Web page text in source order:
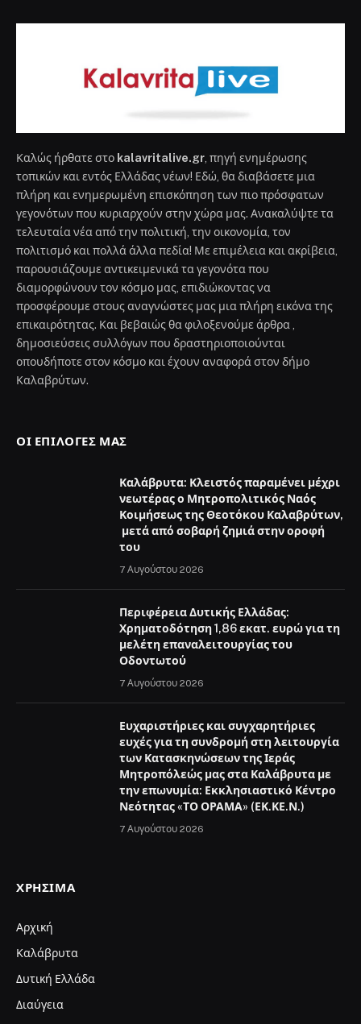
Καλώς ήρθατε στο kalavritalive.gr , πηγή ενημέρωσης
τοπικών και εντός Ελλάδας νέων! Εδώ, θα διαβάσετε μια
πλήρη και ενημερωμένη επισκόπηση των πιο πρόσφατων
γεγονότων που κυριαρχούν στην χώρα μας. Ανακαλύψτε τα
τελευταία νέα από την πολιτική, την οικονομία, τον
πολιτισμό και πολλά άλλα πεδία! Με επιμέλεια και ακρίβεια,
παρουσιάζουμε αντικειμενικά τα γεγονότα που
διαμορφώνουν τον κόσμο μας, επιδιώκοντας να
προσφέρουμε στους αναγνώστες μας μια πλήρη εικόνα της
επικαιρότητας. Και βεβαιώς θα φιλοξενούμε άρθρα ,
δημοσιεύσεις συλλόγων που δραστηριοποιούνται
οπουδήποτε στον κόσμο και έχουν αναφορά στον δήμο
Καλαβρύτων.
ΟΙ ΕΠΙΛΟΓΈΣ ΜΑΣ
Καλάβρυτα: Κλειστός παραμένει μέχρι
νεωτέρας ο Μητροπολιτικός Ναός
Κοιμήσεως της Θεοτόκου Καλαβρύτων,
μετά από σοβαρή ζημιά στην οροφή
του
7 Αυγούστου 2026
Περιφέρεια Δυτικής Ελλάδας:
Χρηματοδότηση 1,86 εκατ. ευρώ για τη
μελέτη επαναλειτουργίας του
Οδοντωτού
7 Αυγούστου 2026
Ευχαριστήριες και συγχαρητήριες
ευχές για τη συνδρομή στη λειτουργία
των Κατασκηνώσεων της Ιεράς
Μητροπόλεώς μας στα Καλάβρυτα με
την επωνυμία: Εκκλησιαστικό Κέντρο
Νεότητας «ΤΟ ΟΡΑΜΑ» (ΕΚ.ΚΕ.Ν.)
7 Αυγούστου 2026
ΧΡΉΣΙΜΑ
Αρχική
Καλάβρυτα
Δυτική Ελλάδα
Διαύγεια